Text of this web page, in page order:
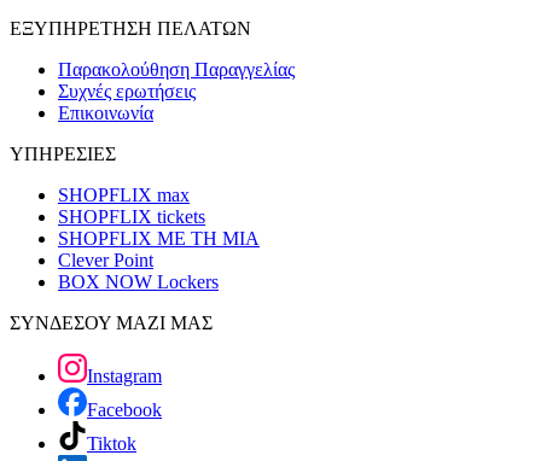
ΕΞΥΠΗΡΕΤΗΣΗ ΠΕΛΑΤΩΝ
Παρακολούθηση Παραγγελίας
Συχνές ερωτήσεις
Επικοινωνία
ΥΠΗΡΕΣΙΕΣ
SHOPFLIX max
SHOPFLIX tickets
SHOPFLIX ΜΕ ΤΗ ΜΙΑ
Clever Point
BOX NOW Lockers
ΣΥΝΔΕΣΟΥ ΜΑΖΙ ΜΑΣ
Instagram
Facebook
Tiktok